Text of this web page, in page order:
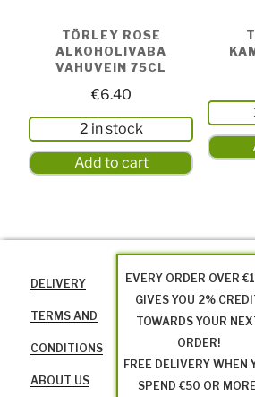
TÖRLEY ROSE
ALKOHOLIVABA
VAHUVEIN 75CL
€6.40
2 in stock
Add to cart
DELIVERY
TERMS AND
CONDITIONS
ABOUT US
EVERY ORDER OVER
GIVES YOU 2%
TOWARDS YOUR
ORDER!
FREE DELIVERY WHEN
SPEND €50 OR